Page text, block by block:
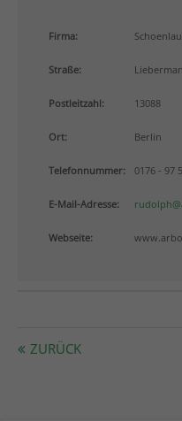
About us
Lorem ipsum dolor sit
elit.
Aenean commodo
parturient montes,
Firma:
Straße:
Postleitzahl: 13088
Ort: Berlin
Telefonnummer: 0176 - 97
E-Mail-Adresse:
Webseite:
ZURÜCK